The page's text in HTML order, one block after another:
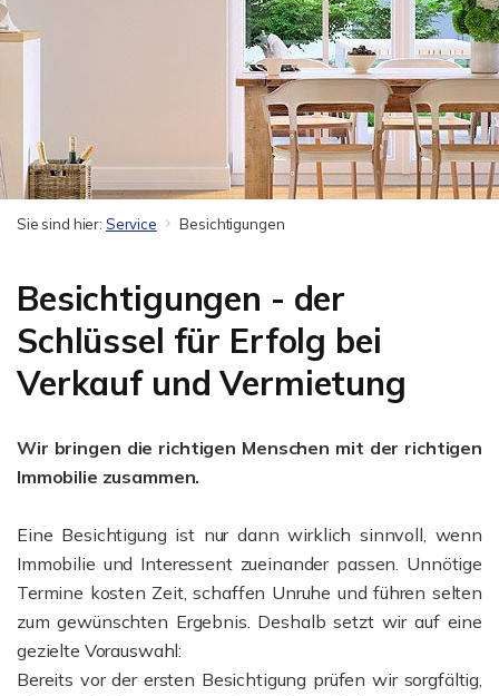
Sie sind hier: Service Besichtigungen
Besichtigungen - der
Schlüssel für Erfolg bei
Verkauf und Vermietung
Wir bringen die richtigen Menschen mit der richtigen
Immobilie zusammen.
Eine Besichtigung ist nur dann wirklich sinnvoll, wenn
Immobilie und Interessent zueinander passen. Unnötige
Termine kosten Zeit, schaffen Unruhe und führen selten
zum gewünschten Ergebnis. Deshalb setzt wir auf eine
gezielte Vorauswahl:
Bereits vor der ersten Besichtigung prüfen wir sorgfältig,